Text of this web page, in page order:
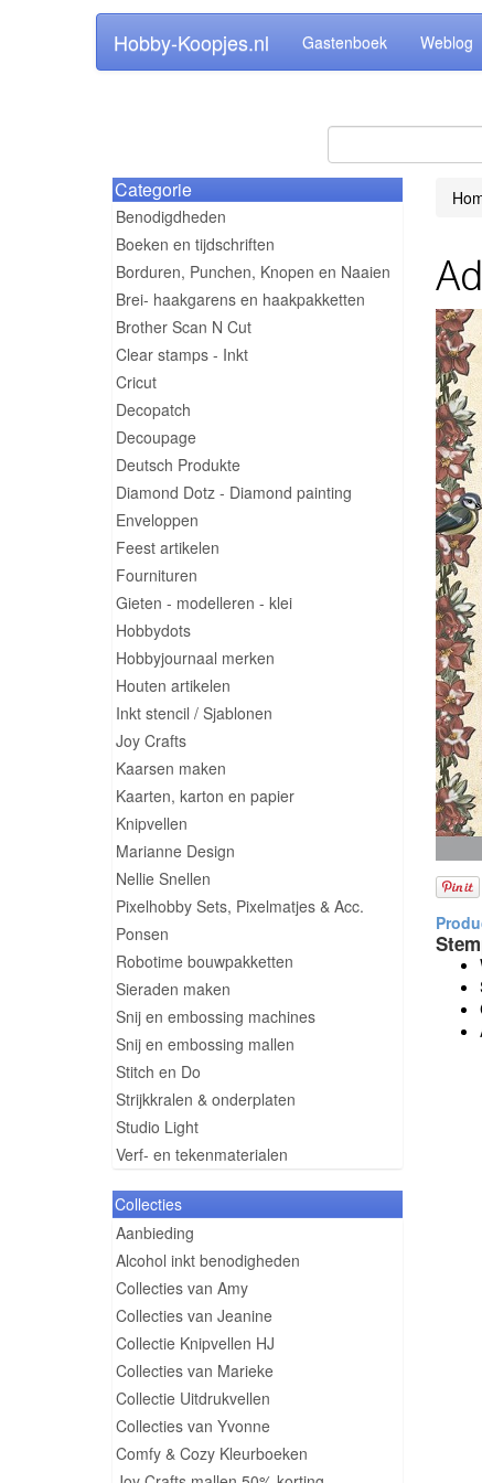
Hobby-Koopjes.nl Gastenboek Weblog
Categorie
Benodigdheden
Boeken en tijdschriften
Borduren, Punchen, Knopen en Naaien
Brei- haakgarens en haakpakketten
Brother Scan N Cut
Clear stamps - Inkt
Cricut
Decopatch
Decoupage
Deutsch Produkte
Diamond Dotz - Diamond painting
Enveloppen
Feest artikelen
Fournituren
Gieten - modelleren - klei
Hobbydots
Hobbyjournaal merken
Houten artikelen
Inkt stencil / Sjablonen
Joy Crafts
Kaarsen maken
Kaarten, karton en papier
Knipvellen
Marianne Design
Nellie Snellen
Pixelhobby Sets, Pixelmatjes & Acc.
Ponsen
Robotime bouwpakketten
Sieraden maken
Snij en embossing machines
Snij en embossing mallen
Stitch en Do
Strijkkralen & onderplaten
Studio Light
Verf- en tekenmaterialen
Collecties
Aanbieding
Alcohol inkt benodigheden
Collecties van Amy
Collecties van Jeanine
Collectie Knipvellen HJ
Collecties van Marieke
Collectie Uitdrukvellen
Collecties van Yvonne
Comfy & Cozy Kleurboeken